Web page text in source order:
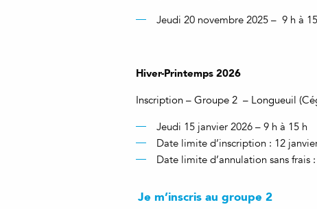
Jeudi 20 novembre 2025 – 9 h à
Hiver-Printemps 2026
Inscription – Groupe 2 – Longueuil
Jeudi 15 janvier 2026 – 9 h à 15 h
Date limite d’inscription : 12
Date limite d’annulation sans frais
Je m’inscris au groupe 2